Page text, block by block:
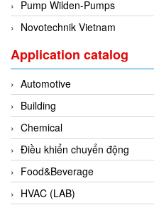
Euchner
Eurotherm Vietnam
Eurovent
Evoqua
EXAIR
Exergen
Exide Technologies Vietnam
EXOR
Pump Wilden-Pumps
Novotechnik Vietnam
Application catalog
Automotive
Building
Chemical
Điều khiển chuyển động
Food&Beverage
HVAC (LAB)